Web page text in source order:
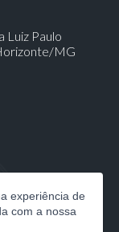
Luiz Paulo
MG
experiência de
com a nossa